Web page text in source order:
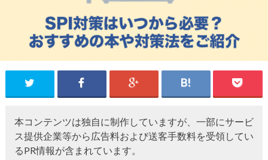
本コンテンツは独自に制作していますが、一部にサービ
ス提供企業等から広告料および送客手数料を受領してい
るPR情報が含まれています。